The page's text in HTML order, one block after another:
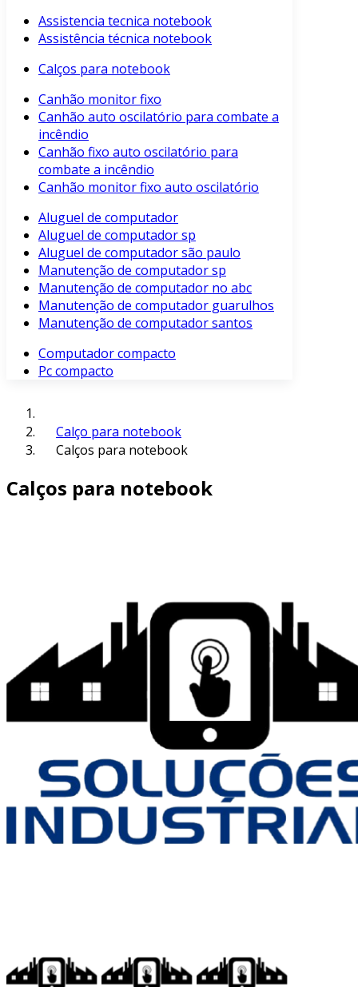
Assistencia tecnica notebook
Assistência técnica notebook
Calços para notebook
Canhão monitor fixo
Canhão auto oscilatório para combate a
incêndio
Canhão fixo auto oscilatório para
combate a incêndio
Canhão monitor fixo auto oscilatório
Aluguel de computador
Aluguel de computador sp
Aluguel de computador são paulo
Manutenção de computador sp
Manutenção de computador no abc
Manutenção de computador guarulhos
Manutenção de computador santos
Computador compacto
Pc compacto
Calço para notebook
Calços para notebook
Calços para notebook